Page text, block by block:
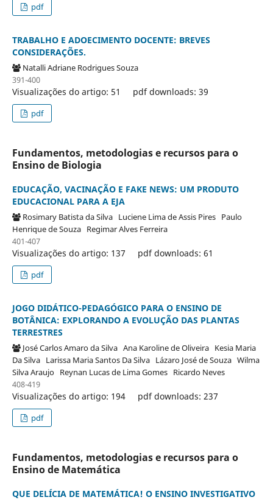
pdf
TRABALHO E ADOECIMENTO DOCENTE: BREVES
CONSIDERAÇÕES.
Natalli Adriane Rodrigues Souza
391-400
Visualizações do artigo: 51 pdf downloads: 39
pdf
Fundamentos, metodologias e recursos para o
Ensino de Biologia
EDUCAÇÃO, VACINAÇÃO E FAKE NEWS: UM PRODUTO
EDUCACIONAL PARA A EJA
Rosimary Batista da Silva Luciene Lima de Assis Pires Paulo
Henrique de Souza Regimar Alves Ferreira
401-407
Visualizações do artigo: 137 pdf downloads: 61
pdf
JOGO DIDÁTICO-PEDAGÓGICO PARA O ENSINO DE
BOTÂNICA: EXPLORANDO A EVOLUÇÃO DAS PLANTAS
TERRESTRES
José Carlos Amaro da Silva Ana Karoline de Oliveira Kesia Maria
Da Silva Larissa Maria Santos Da Silva Lázaro José de Souza Wilma
Silva Araujo Reynan Lucas de Lima Gomes Ricardo Neves
408-419
Visualizações do artigo: 194 pdf downloads: 237
pdf
Fundamentos, metodologias e recursos para o
Ensino de Matemática
QUE DELÍCIA DE MATEMÁTICA! O ENSINO INVESTIGATIVO